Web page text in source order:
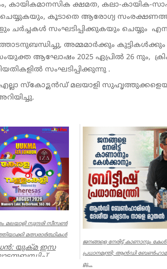
കായികമാനസിക ക്ഷമത, കലാ-കായിക-
കൂടാതെ ആരോഗ്യ
ചർച്ചകൾ സംഘടിപ്പിക്കുകയും ചെയ്യും
അമ്മമാർക്കും
ആഘോഷം 2025 ഏപ്രിൽ 26 നും,
തിയതികളിൽ സംഘടിപ്പിക്കുന്നു .
സ്കോട്ലൻഡ് മലയാളി സുഹൃത്തുക്കളെയും
സുന്ദരി സീസൺ
മത്സരാർത്ഥികൾ
യുക്മ ഇസ
ജനങ്ങളെ നേരിട്ട് കാണാനും
പ്രധാനമന്ത്രി; ആൻഡി
മു...